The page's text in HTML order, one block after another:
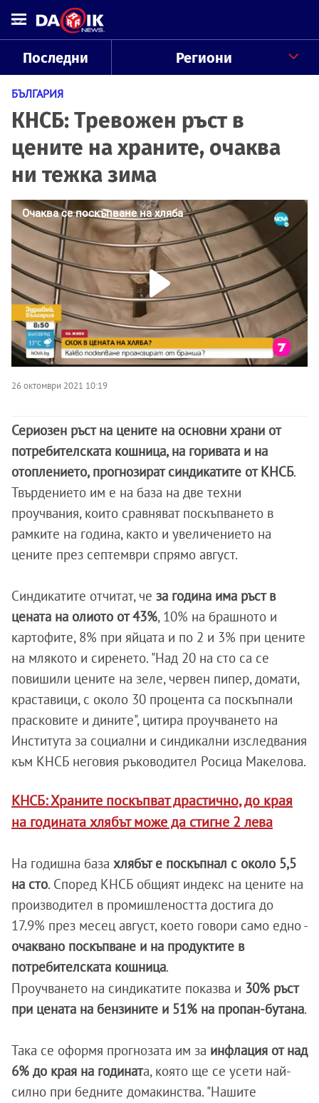
Последни Региони
БЪЛГАРИЯ
КНСБ: Тревожен ръст в
цените на храните, очаква
ни тежка зима
26 октомври 2021 10:19
Сериозен ръст на цените на основни храни от
потребителската кошница, на горивата и на
отоплението, прогнозират синдикатите от КНСБ.
Твърдението им е на база на две техни
проучвания, които сравняват поскъпването в
рамките на година, както и увеличението на
цените през септември спрямо август.
Синдикатите отчитат, че за година има ръст в
цената на олиото от 43%, 10% на брашното и
картофите, 8% при яйцата и по 2 и 3% при цените
на млякото и сиренето. "Над 20 на сто са се
повишили цените на зеле, червен пипер, домати,
краставици, с около 30 процента са поскъпнали
прасковите и дините", цитира проучването на
Института за социални и синдикални изследвания
към КНСБ неговия ръководител Росица Макелова.
КНСБ: Храните поскъпват драстично, до края
на годината хлябът може да стигне 2 лева
На годишна база хлябът е поскъпнал с около 5,5
на сто. Според КНСБ общият индекс на цените на
производител в промишлеността достига до
17.9% през месец август, което говори само едно -
очаквано поскъпване и на продуктите в
потребителската кошница.
Проучването на синдикатите показва и 30% ръст
при цената на бензините и 51% на пропан-бутана.
Така се оформя прогнозата им за инфлация от над
6% до края на годината, която ще се усети най-
силно при бедните домакинства. "Нашите